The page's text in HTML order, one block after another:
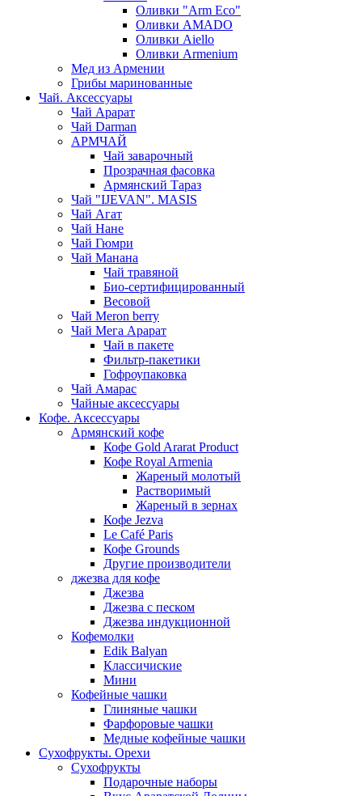
Оливки "Arm Eco"
Оливки AMADO
Оливки Aiello
Оливки Armenium
Мед из Армении
Грибы маринованные
Чай. Аксессуары
Чай Арарат
Чай Darman
АРМЧАЙ
Чай заварочный
Прозрачная фасовка
Армянский Тараз
Чай "IJEVAN". MASIS
Чай Агат
Чай Нане
Чай Гюмри
Чай Манана
Чай травяной
Био-сертифицированный
Весовой
Чай Meron berry
Чай Мега Арарат
Чай в пакете
Фильтр-пакетики
Гофроупаковка
Чай Амарас
Чайные аксессуары
Кофе. Аксессуары
Армянский кофе
Кофе Gold Ararat Product
Кофе Royal Armenia
Жареный молотый
Растворимый
Жареный в зернах
Кофе Jezva
Le Café Paris
Кофе Grounds
Другие производители
джезва для кофе
Джезва
Джезва с песком
Джезва индукционной
Кофемолки
Edik Balyan
Классичиские
Мини
Кофейные чашки
Глиняные чашки
Фарфоровые чашки
Медные кофейные чашки
Сухофрукты. Орехи
Сухофрукты
Подарочные наборы